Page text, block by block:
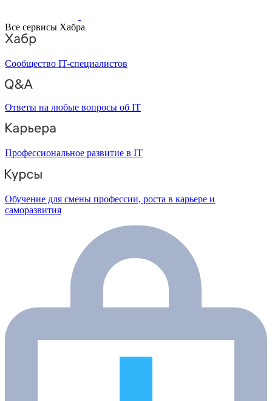
Все сервисы Хабра
Сообщество IT-специалистов
Ответы на любые вопросы об IT
Профессиональное развитие в IT
Обучение для смены профессии, роста в карьере и
саморазвития